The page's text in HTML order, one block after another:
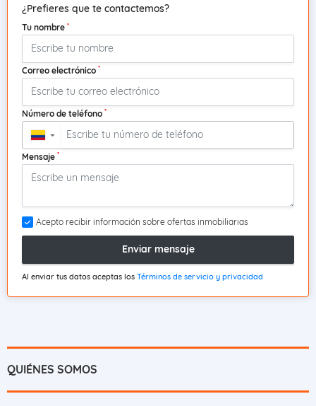
¿Prefieres que te contactemos?
Tu nombre *
Correo electrónico *
Número de teléfono *
▼
Mensaje *
Acepto recibir información sobre ofertas inmobiliarias
Enviar mensaje
Al enviar tus datos aceptas los Términos de servicio y privacidad
QUIÉNES SOMOS